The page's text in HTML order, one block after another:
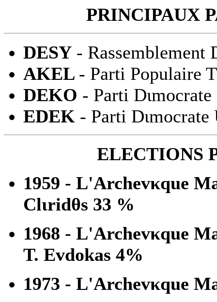
PRINCIPAUX
DESY - Rassemblement
AKEL - Parti Populaire
DEKO - Parti Dιmocrate
EDEK - Parti Dιmocrate
ELECTIONS
1959 - L'Archevκque
Clιridθs 33 %
1968 - L'Archevκque
T. Evdokas 4%
1973 - L'Archevκque